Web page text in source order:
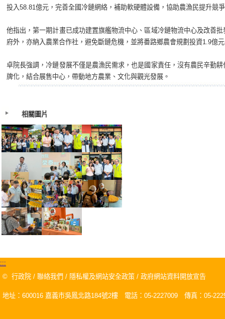
投入58.81億元，完善全國冷鏈網絡，補助軟硬體設備，協助農漁民提升競
他指出，第一期計畫已成功建置旗艦物流中心、區域冷鏈物流中心及改善
府外，亦納入農業合作社，避免斷鏈危機，並將番路鄉農會規劃投資1.9億
卓院長強調，冷鏈發展不僅是農漁民需求，也是國家責任，沒有農民辛勤
牌化，結合展售中心，帶動地方農業、文化與觀光發展。
相關圖片
:::
© 行政院 / 聯絡我們 / 隱私權及網站安全政策 / 政府網站資料開放宣告
地址：600016 嘉義市吳鳳北路184號2樓 電話：05-2227009 傳真：05-